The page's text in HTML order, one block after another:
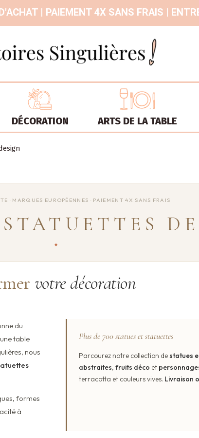
| PAIEMENT 4X SANS FRAIS |
DÉCORATION ARTS DE LA TABLE
votre décoration
du
table
nous
formes
à
Plus de 700 statues et statuettes
Parcourez notre collection destatues
abstraites, fruits déco et
terracotta et couleurs vives. Livraison